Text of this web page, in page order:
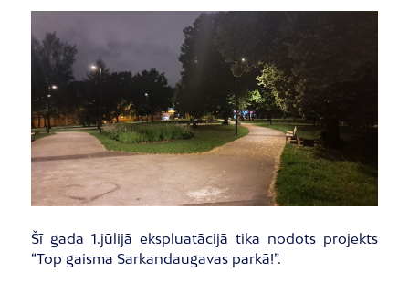
Šī gada 1.jūlijā ekspluatācijā tika nodots projekts
“Top gaisma Sarkandaugavas parkā!”.